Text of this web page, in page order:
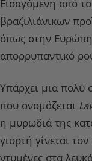
Εισαγόμενη από
βραζιλιάνικων
όπως στην
απορρυπαντικό
Υπάρχει μια πολύ
που ονομάζεται
η μυρωδιά της
γιορτή γίνεται
ντυμένες στα